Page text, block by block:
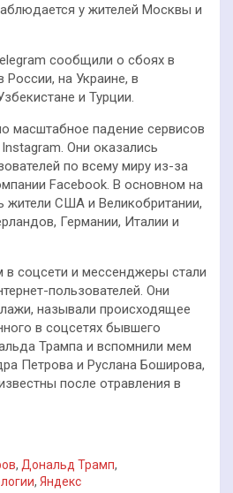
у жителей Москвы и
сообщили о сбоях в
на Украине, в
и Турции.
масштабное падение сервисов
Они оказались
по всему миру из-за
Facebook. В основном на
жители США и Великобритании,
Германии, Италии и
соцсети и мессенджеры стали
пользователей. Они
называли происходящее
в соцсетях бывшего
Трампа и вспомнили мем
Петрова и Руслана Боширова,
после отравления в
, Дональд Трамп,
, Яндекс